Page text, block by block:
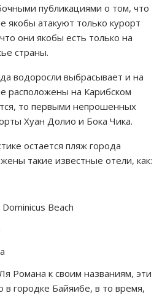
публикациями о том, что
якобы атакуют только курорт
они якобы есть только на
страны.
водоросли выбрасывает и на
расположены на Карибском
то первыми непрошенных
Хуан Долио и Бока Чика.
остается пляж города
такие известные отели, как:
Beach
Романа к своим названиям, эти
в городке Байяибе, в то время,